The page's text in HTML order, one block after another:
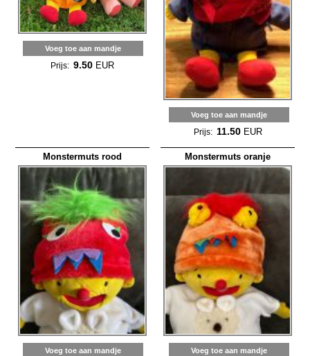
Voeg toe aan mandje
Prijs: 9.50 EUR
Voeg toe aan mandje
Prijs: 11.50 EUR
Monstermuts rood
Voeg toe aan mandje
Monstermuts oranje
Voeg toe aan mandje